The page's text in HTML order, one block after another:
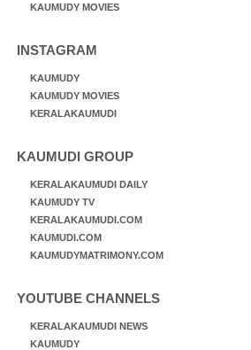
KAUMUDY MOVIES
INSTAGRAM
KAUMUDY
KAUMUDY MOVIES
KERALAKAUMUDI
KAUMUDI GROUP
KERALAKAUMUDI DAILY
KAUMUDY TV
KERALAKAUMUDI.COM
KAUMUDI.COM
KAUMUDYMATRIMONY.COM
YOUTUBE CHANNELS
KERALAKAUMUDI NEWS
KAUMUDY